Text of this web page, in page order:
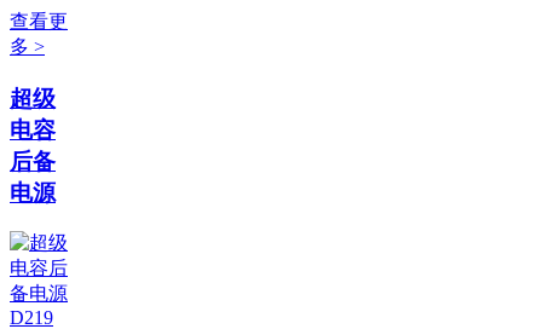
查看更
多 >
超级
电容
后备
电源